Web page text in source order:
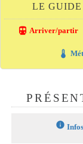
LE
directions_transit Arriver/partir
thermostat
info